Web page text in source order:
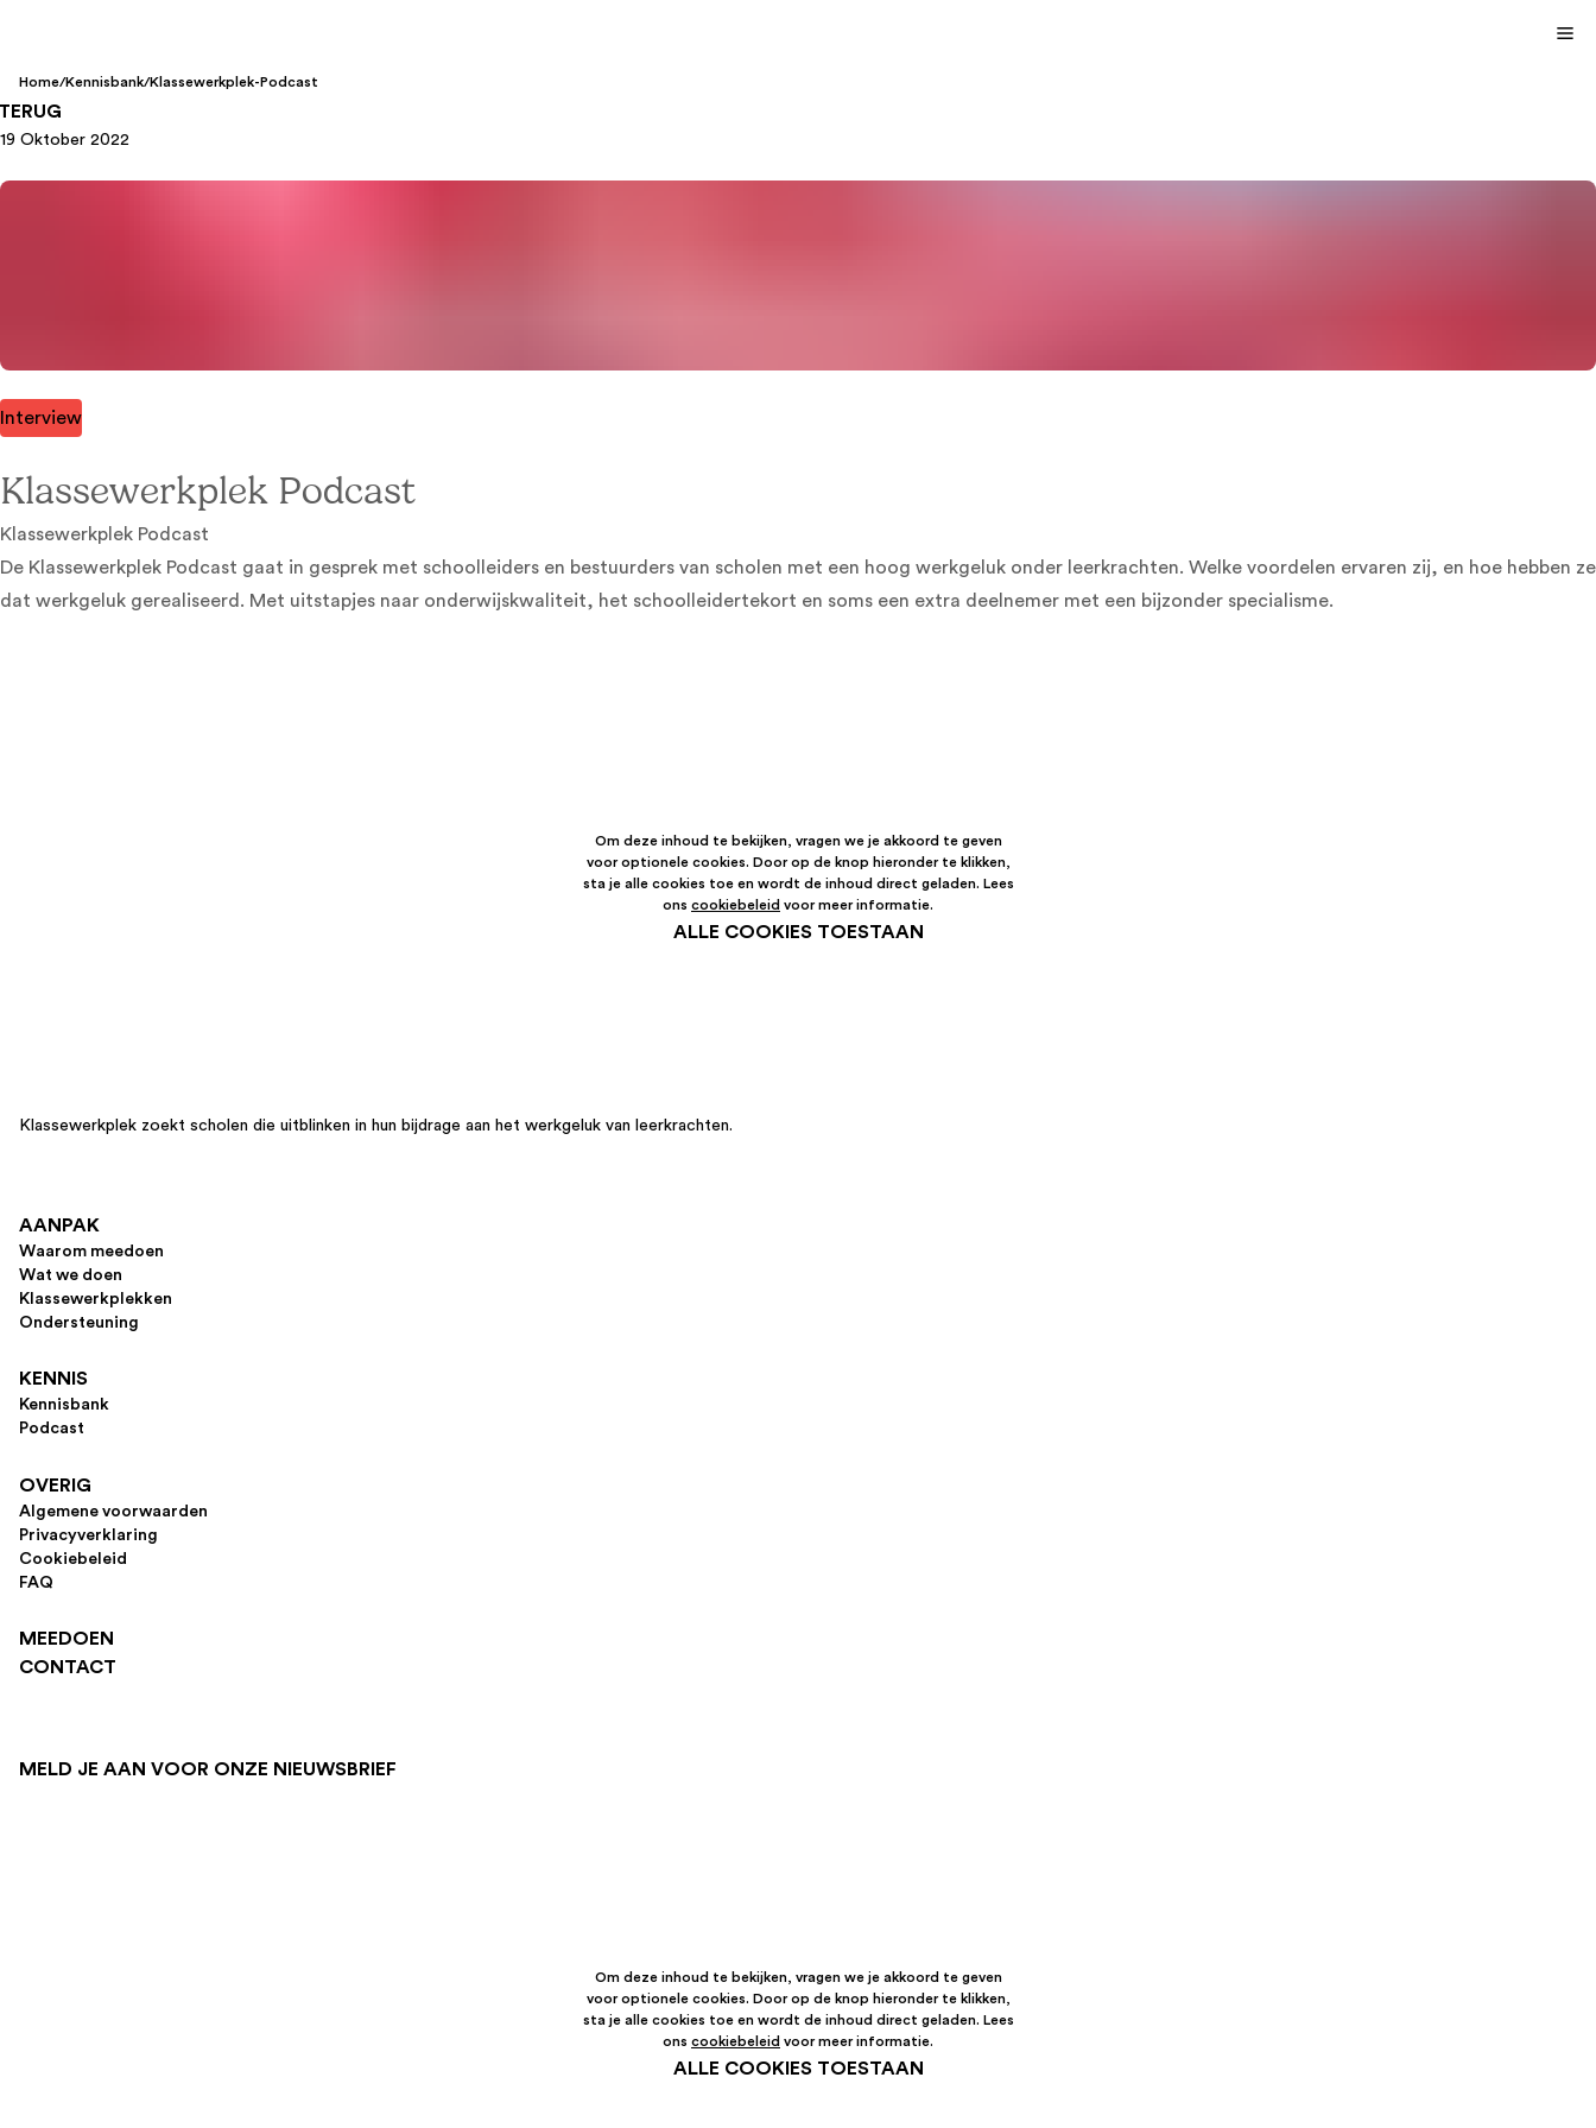
Home/Kennisbank/Klassewerkplek-Podcast
19 Oktober 2022
Interview
Klassewerkplek Podcast
Klassewerkplek Podcast
De Klassewerkplek Podcast gaat in gesprek met schoolleiders en bestuurders van scholen met een hoog werkgeluk onder leerkrachten. Welke voordelen ervaren zij, en hoe hebben ze
dat werkgeluk gerealiseerd. Met uitstapjes naar onderwijskwaliteit, het schoolleidertekort en soms een extra deelnemer met een bijzonder specialisme.
Om deze inhoud te bekijken, vragen we je akkoord te geven
voor optionele cookies. Door op de knop hieronder te klikken,
sta je alle cookies toe en wordt de inhoud direct geladen. Lees
ons cookiebeleid voor meer informatie.
ALLE COOKIES TOESTAAN
Klassewerkplek zoekt scholen die uitblinken in hun bijdrage aan het werkgeluk van leerkrachten.
AANPAK
Waarom meedoen
Wat we doen
Klassewerkplekken
Ondersteuning
KENNIS
Kennisbank
Podcast
OVERIG
Algemene voorwaarden
Privacyverklaring
Cookiebeleid
FAQ
MEEDOEN
CONTACT
MELD JE AAN VOOR ONZE NIEUWSBRIEF
Om deze inhoud te bekijken, vragen we je akkoord te geven
voor optionele cookies. Door op de knop hieronder te klikken,
sta je alle cookies toe en wordt de inhoud direct geladen. Lees
ons cookiebeleid voor meer informatie.
ALLE COOKIES TOESTAAN